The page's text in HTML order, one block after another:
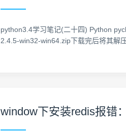
python3.4学习笔记(二十四) Python
2.4.5-win32-win64.zip下载完后将其解
window下安装redis报错